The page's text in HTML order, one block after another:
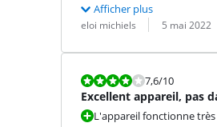
Afficher plus
Évaluation par :
eloi michiels
Date : 5 mai 2022
Traduction :
La note est 7,6 sur 10.
7,6/10
Excellent appareil, pas
L'appareil fonctionne très